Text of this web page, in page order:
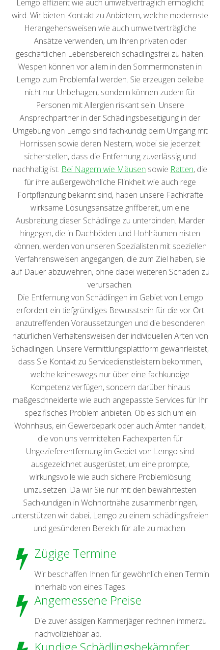
Lemgo effizient wie auch umweltverträglich ermöglicht
wird. Wir bieten Kontakt zu Anbietern, welche modernste
Herangehensweisen wie auch umweltverträgliche
Ansätze verwenden, um Ihren privaten oder
geschäftlichen Lebensbereich schädlingsfrei zu halten.
Wespen können vor allem in den Sommermonaten in
Lemgo zum Problemfall werden. Sie erzeugen beileibe
nicht nur Unbehagen, sondern können zudem für
Personen mit Allergien riskant sein. Unsere
Ansprechpartner in der Schädlingsbeseitigung in der
Umgebung von Lemgo sind fachkundig beim Umgang mit
Hornissen sowie deren Nestern, wobei sie jederzeit
sicherstellen, dass die Entfernung zuverlässig und
nachhaltig ist. Bei Nagern wie Mäusen sowie Ratten, die
für ihre außergewöhnliche Flinkheit wie auch rege
Fortpflanzung bekannt sind, haben unsere Fachkräfte
wirksame Lösungsansätze griffbereit, um eine
Ausbreitung dieser Schädlinge zu unterbinden. Marder
hingegen, die in Dachböden und Hohlräumen nisten
können, werden von unseren Spezialisten mit speziellen
Verfahrensweisen angegangen, die zum Ziel haben, sie
auf Dauer abzuwehren, ohne dabei weiteren Schaden zu
verursachen.
Die Entfernung von Schädlingen im Gebiet von Lemgo
erfordert ein tiefgründiges Bewusstsein für die vor Ort
anzutreffenden Voraussetzungen und die besonderen
natürlichen Verhaltensweisen der individuellen Arten von
Schädlingen. Unsere Vermittlungsplattform gewährleistet,
dass Sie Kontakt zu Servicedienstleistern bekommen,
welche keineswegs nur über eine fachkundige
Kompetenz verfügen, sondern darüber hinaus
maßgeschneiderte wie auch angepasste Services für Ihr
spezifisches Problem anbieten. Ob es sich um ein
Wohnhaus, ein Gewerbepark oder auch Ämter handelt,
die von uns vermittelten Fachexperten für
Ungezieferentfernung im Gebiet von Lemgo sind
ausgezeichnet ausgerüstet, um eine prompte,
wirkungsvolle wie auch sichere Problemlösung
umzusetzen. Da wir Sie nur mit den bewährtesten
Sachkundigen in Wohnortnähe zusammenbringen,
unterstützen wir dabei, Lemgo zu einem schädlingsfreien
und gesünderen Bereich für alle zu machen.
Zügige Termine
Wir beschaffen Ihnen für gewöhnlich einen Termin
innerhalb von eines Tages.
Angemessene Preise
Die zuverlässigen Kammerjäger rechnen immerzu
nachvollziehbar ab.